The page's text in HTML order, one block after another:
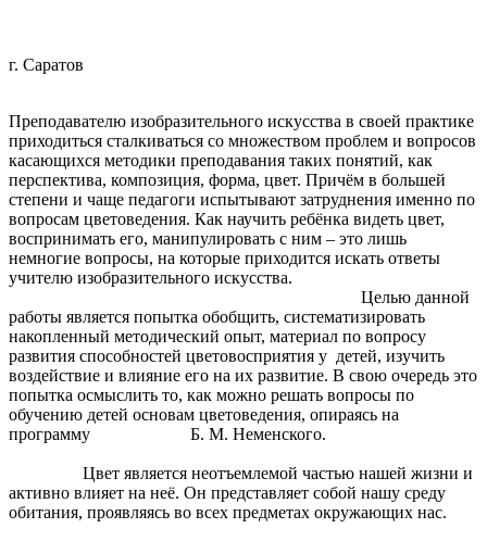
г. Саратов
Преподавателю изобразительного искусства в своей практике
приходиться сталкиваться со множеством проблем и вопросов
касающихся методики преподавания таких понятий, как
перспектива, композиция, форма, цвет. Причём в большей
степени и чаще педагоги испытывают затруднения именно по
вопросам цветоведения. Как научить ребёнка видеть цвет,
воспринимать его, манипулировать с ним – это лишь
немногие вопросы, на которые приходится искать ответы
учителю изобразительного искусства.
Целью данной
работы является попытка обобщить, систематизировать
накопленный методический опыт, материал по вопросу
развития способностей цветовосприятия у детей, изучить
воздействие и влияние его на их развитие. В свою очередь это
попытка осмыслить то, как можно решать вопросы по
обучению детей основам цветоведения, опираясь на
программу Б. М. Неменского.
Цвет является неотъемлемой частью нашей жизни и
активно влияет на неё. Он представляет собой нашу среду
обитания, проявляясь во всех предметах окружающих нас.